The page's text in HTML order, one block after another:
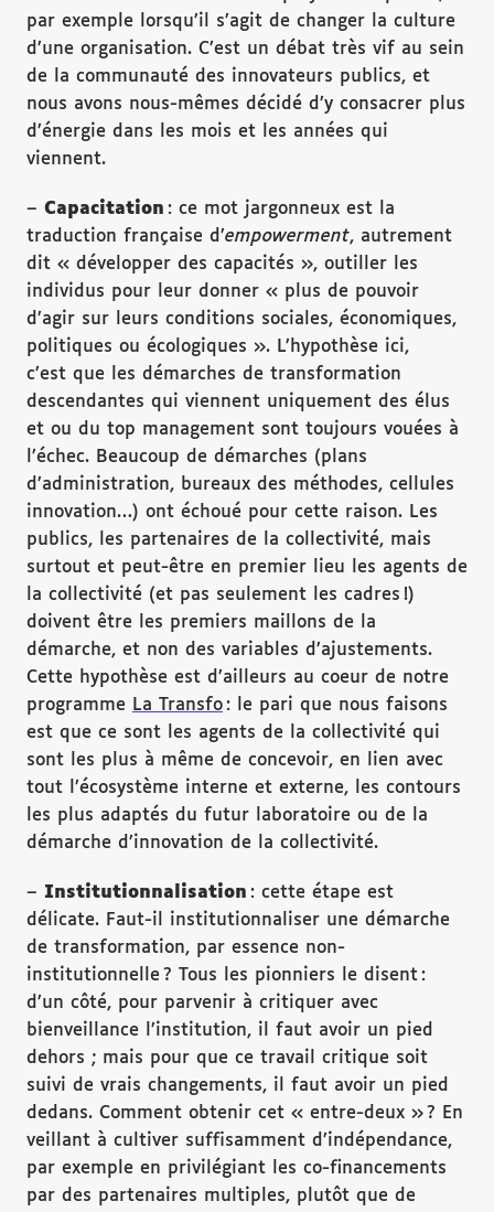
par exemple lorsqu’il s’agit de changer la culture
d’une organisation. C’est un débat très vif au sein
de la communauté des innovateurs publics, et
nous avons nous-mêmes décidé d’y consacrer plus
d’énergie dans les mois et les années qui
viennent.
– Capacitation : ce mot jargonneux est la
traduction française d’empowerment, autrement
dit « développer des capacités », outiller les
individus pour leur donner « plus de pouvoir
d’agir sur leurs conditions sociales, économiques,
politiques ou écologiques ». L’hypothèse ici,
c’est que les démarches de transformation
descendantes qui viennent uniquement des élus
et ou du top management sont toujours vouées à
l’échec. Beaucoup de démarches (plans
d’administration, bureaux des méthodes, cellules
innovation…) ont échoué pour cette raison. Les
publics, les partenaires de la collectivité, mais
surtout et peut-être en premier lieu les agents de
la collectivité (et pas seulement les cadres !)
doivent être les premiers maillons de la
démarche, et non des variables d’ajustements.
Cette hypothèse est d’ailleurs au coeur de notre
programme La Transfo: le pari que nous faisons
est que ce sont les agents de la collectivité qui
sont les plus à même de concevoir, en lien avec
tout l’écosystème interne et externe, les contours
les plus adaptés du futur laboratoire ou de la
démarche d’innovation de la collectivité.
– Institutionnalisation : cette étape est
délicate. Faut-il institutionnaliser une démarche
de transformation, par essence non-
institutionnelle ? Tous les pionniers le disent :
d’un côté, pour parvenir à critiquer avec
bienveillance l’institution, il faut avoir un pied
dehors ; mais pour que ce travail critique soit
suivi de vrais changements, il faut avoir un pied
dedans. Comment obtenir cet « entre-deux » ? En
veillant à cultiver suffisamment d’indépendance,
par exemple en privilégiant les co-financements
par des partenaires multiples, plutôt que de